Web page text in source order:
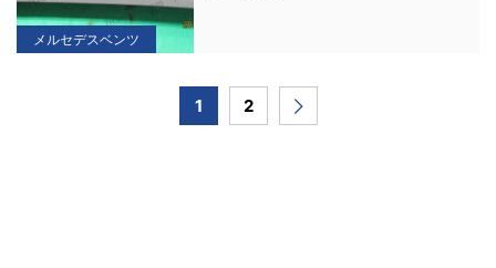
メルセデスベンツ
1 2